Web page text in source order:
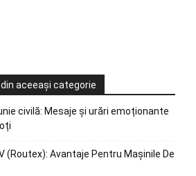
aceeași categorie
civilă: Mesaje și urări emoționante
(Routex): Avantaje Pentru Mașinile De